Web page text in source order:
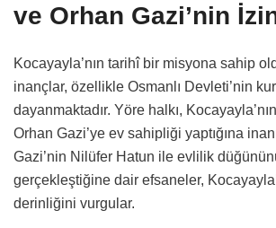
ve Orhan Gazi’nin
Kocayayla’nın tarihî bir misyona sahip
inançlar, özellikle Osmanlı Devleti’nin
dayanmaktadır. Yöre halkı,
Orhan Gazi’ye ev sahipliği yaptığına
Gazi’nin Nilüfer Hatun ile evlilik
gerçekleştiğine dair efsaneler,
derinliğini vurgular.